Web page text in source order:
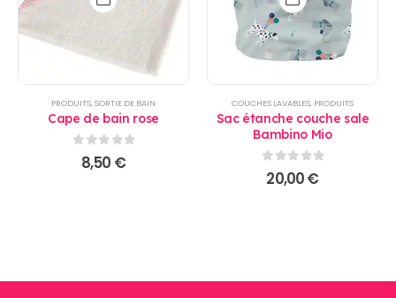
PRODUITS,SORTIE DE BAIN
Cape de bain rose
sur 5
8,50 €
COUCHES LAVABLES, PRODUITS
Sac étanche couche sale
Bambino Mio
0sur 5
20,00€